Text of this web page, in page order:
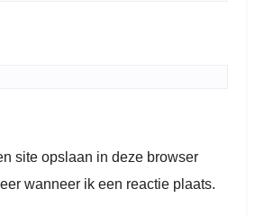
site opslaan in deze browser
wanneer ik een reactie plaats.